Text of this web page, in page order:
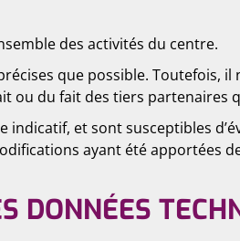
des activités du centre.
que possible. Toutefois,
ou du fait des tiers
indicatif, et sont susceptibles
ayant été apportées
DONNÉES